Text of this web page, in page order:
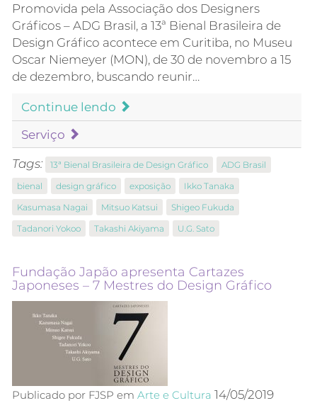
Promovida pela Associação dos Designers
Gráficos – ADG Brasil, a 13ª Bienal Brasileira de
Design Gráfico acontece em Curitiba, no Museu
Oscar Niemeyer (MON), de 30 de novembro a 15
de dezembro, buscando reunir…
Continue lendo
Serviço
Tags: 13ª Bienal Brasileira de Design Gráfico
ADG Brasil
bienal
design gráfico exposição
Ikko Tanaka
Kasumasa Nagai
Mitsuo Katsui
Shigeo Fukuda
Tadanori Yokoo
Takashi Akiyama U.G. Sato
Fundação Japão apresenta Cartazes
Japoneses – 7 Mestres do Design Gráfico
Publicado por FJSP em Arte e Cultura 14/05/2019